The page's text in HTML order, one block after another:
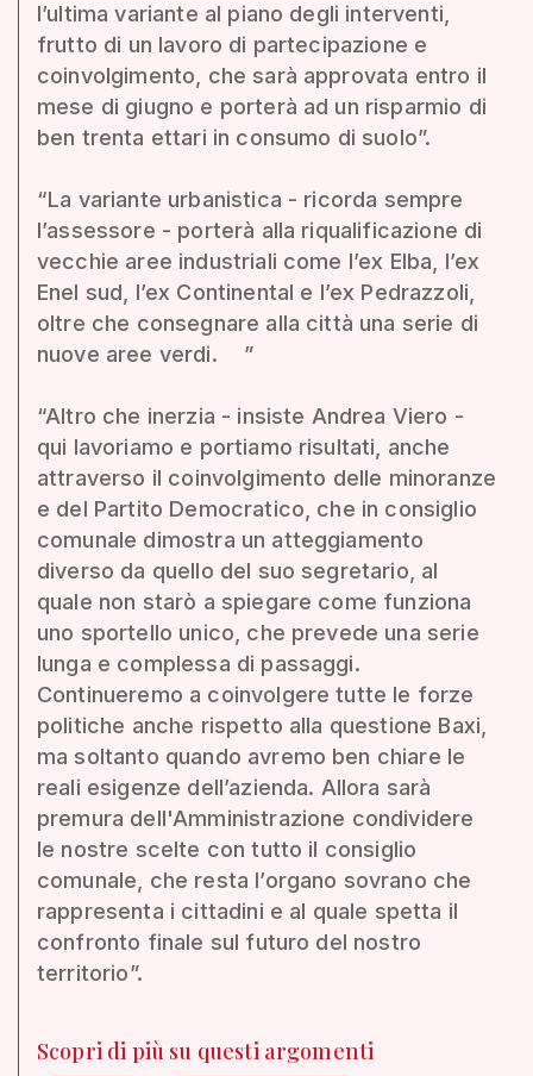
l’ultima variante al piano degli interventi,
frutto di un lavoro di partecipazione e
coinvolgimento, che sarà approvata entro il
mese di giugno e porterà ad un risparmio di
ben trenta ettari in consumo di suolo”.
“La variante urbanistica - ricorda sempre
l’assessore - porterà alla riqualificazione di
vecchie aree industriali come l’ex Elba, l’ex
Enel sud, l’ex Continental e l’ex Pedrazzoli,
oltre che consegnare alla città una serie di
nuove aree verdi. ”
“Altro che inerzia - insiste Andrea Viero -
qui lavoriamo e portiamo risultati, anche
attraverso il coinvolgimento delle minoranze
e del Partito Democratico, che in consiglio
comunale dimostra un atteggiamento
diverso da quello del suo segretario, al
quale non starò a spiegare come funziona
uno sportello unico, che prevede una serie
lunga e complessa di passaggi.
Continueremo a coinvolgere tutte le forze
politiche anche rispetto alla questione Baxi,
ma soltanto quando avremo ben chiare le
reali esigenze dell’azienda. Allora sarà
premura dell'Amministrazione condividere
le nostre scelte con tutto il consiglio
comunale, che resta l’organo sovrano che
rappresenta i cittadini e al quale spetta il
confronto finale sul futuro del nostro
territorio”.
Scopri di più su questi argomenti